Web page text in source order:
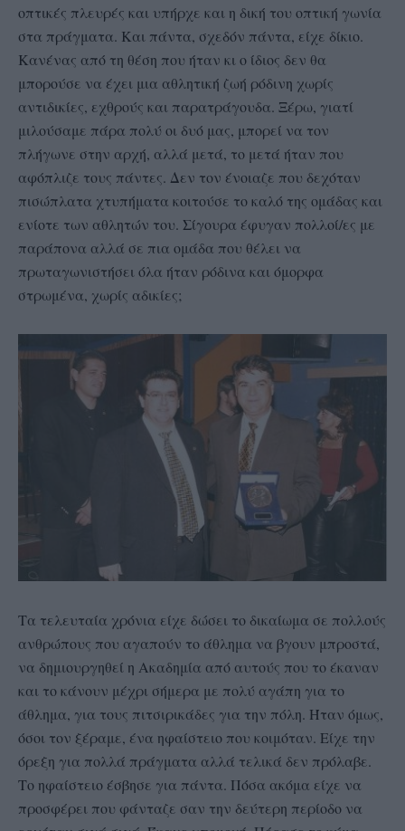
οπτικές πλευρές και υπήρχε και η δική του οπτική γωνία
στα πράγματα. Και πάντα, σχεδόν πάντα, είχε δίκιο.
Κανένας από τη θέση που ήταν κι ο ίδιος δεν θα
μπορούσε να έχει μια αθλητική ζωή ρόδινη χωρίς
αντιδικίες, εχθρούς και παρατράγουδα. Ξέρω, γιατί
μιλούσαμε πάρα πολύ οι δυό μας, μπορεί να τον
πλήγωνε στην αρχή, αλλά μετά, το μετά ήταν που
αφόπλιζε τους πάντες. Δεν τον ένοιαζε που δεχόταν
πισώπλατα χτυπήματα κοιτούσε το καλό της ομάδας και
ενίοτε των αθλητών του. Σίγουρα έφυγαν πολλοί/ες με
παράπονα αλλά σε πια ομάδα που θέλει να
πρωταγωνιστήσει όλα ήταν ρόδινα και όμορφα
στρωμένα, χωρίς αδικίες;
Τα τελευταία χρόνια είχε δώσει το δικαίωμα σε πολλούς
ανθρώπους που αγαπούν το άθλημα να βγουν μπροστά,
να δημιουργηθεί η Ακαδημία από αυτούς που το έκαναν
και το κάνουν μέχρι σήμερα με πολύ αγάπη για το
άθλημα, για τους πιτσιρικάδες για την πόλη. Ήταν όμως,
όσοι τον ξέραμε, ένα ηφαίστειο που κοιμόταν. Είχε την
όρεξη για πολλά πράγματα αλλά τελικά δεν πρόλαβε.
Το ηφαίστειο έσβησε για πάντα. Πόσα ακόμα είχε να
προσφέρει που φάνταζε σαν την δεύτερη περίοδο να